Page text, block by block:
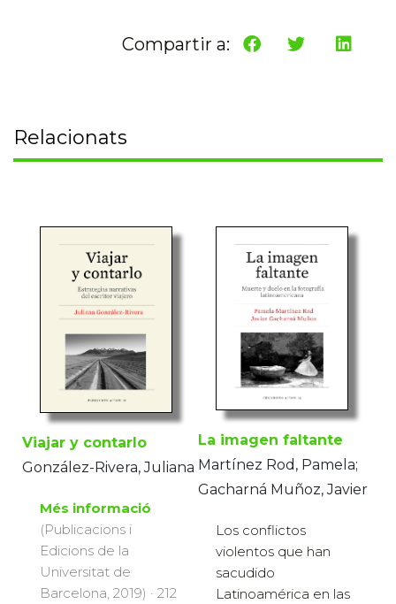
Compartir a:
Relacionats
Viajar y contarlo
González-Rivera, Juliana
Més informació
(Publicacions i
Edicions de la
Universitat de
Barcelona, 2019) · 212
La imagen faltante
Martínez Rod, Pamela;
Gacharná Muñoz, Javier
Los conflictos
violentos que han
sacudido
Latinoamérica en las